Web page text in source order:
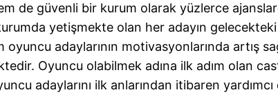
de güvenli bir kurum olarak yüzlerce
yetişmekte olan her adayın
oyuncu adaylarının motivasyonlarında artış
Oyuncu olabilmek adına ilk adım olan
adaylarını ilk anlarından itibaren